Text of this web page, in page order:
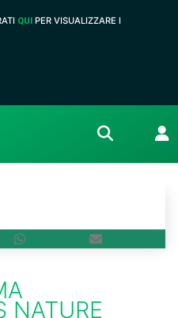
QUI PER VISUALIZZARE I
NATURE